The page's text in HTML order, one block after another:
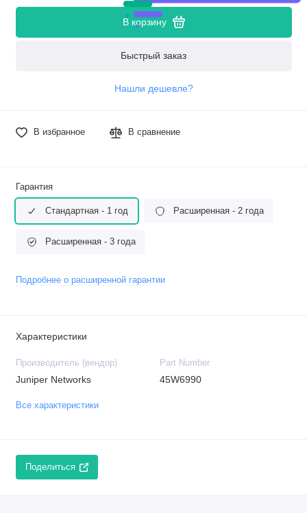
В корзину
Быстрый заказ
Нашли дешевле?
В избранное В сравнение
Гарантия
Стандартная - 1 год Расширенная - 2 года
Расширенная - 3 года
Подробнее о расширенной гарантии
Характеристики
Производитель (вендор)
Juniper Networks
Part Number
45W6990
Все характеристики
Поделиться